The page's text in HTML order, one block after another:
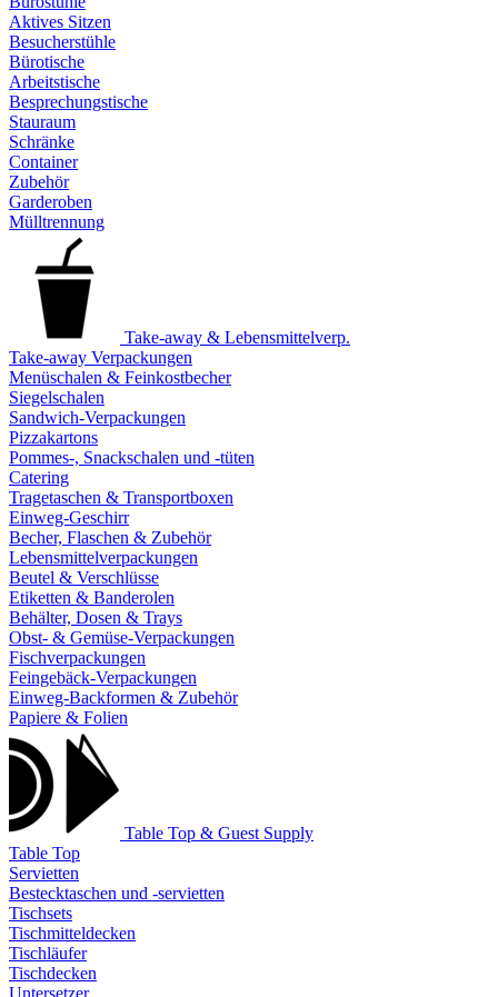
Aktives Sitzen
Besucherstühle
Bürotische
Arbeitstische
Besprechungstische
Stauraum
Schränke
Container
Zubehör
Garderoben
Mülltrennung
Take-away & Lebensmittelverp.
Take-away Verpackungen
Menüschalen & Feinkostbecher
Siegelschalen
Sandwich-Verpackungen
Pizzakartons
Pommes-, Snackschalen und -tüten
Catering
Tragetaschen & Transportboxen
Einweg-Geschirr
Becher, Flaschen & Zubehör
Lebensmittelverpackungen
Beutel & Verschlüsse
Etiketten & Banderolen
Behälter, Dosen & Trays
Obst- & Gemüse-Verpackungen
Fischverpackungen
Feingebäck-Verpackungen
Einweg-Backformen & Zubehör
Papiere & Folien
Table Top & Guest Supply
Table Top
Servietten
Bestecktaschen und -servietten
Tischsets
Tischmitteldecken
Tischläufer
Tischdecken